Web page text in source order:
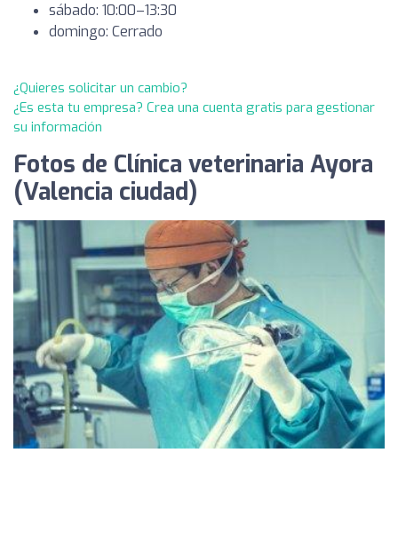
sábado: 10:00–13:30
domingo: Cerrado
¿Quieres solicitar un cambio?
¿Es esta tu empresa? Crea una cuenta gratis para gestionar
su información
Fotos de Clínica veterinaria Ayora
(Valencia ciudad)